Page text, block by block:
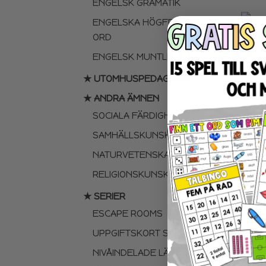
ENGELSK GRAMATIK
ENGELSKA HÖGFREKVENTA
ORD
ENGELSK MUNTLIGA FÄRDIGHET
★ UTOMHUSPEDAGOGIK
★ ANDRA ÄMNEN
SOCIALA FÄRDIGHETER
SAMHÄLLSKUNSKAP
NATURVETENSKAP
RELIGIONSKUNSKAP
★ SERIER
ESCAPE ROOMS
UPPGIFTSKORT SVENSKA
NIVÅINDELADE LÄSTEXTER